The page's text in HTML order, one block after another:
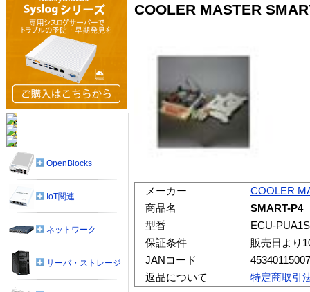
COOLER MASTER
メーカー
COOLER
商品名
SMART-P4
型番
ECU-
保証条件
販売日より
JANコード
返品について
特定商取引
OpenBlocks
IoT関連
ネットワーク
サーバ・ストレージ